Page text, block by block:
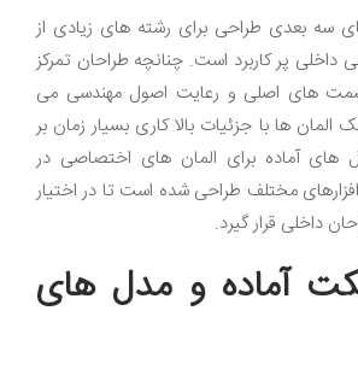
سه بعدی طراحی برای رشته های زیادی از
پر کاربرد است. چنانچه طراحان تمرکز
های اصلی و رعایت اصول مهندسی می
ها با جزئیات بالا کاری بسیار زمان بر
های آماده برای المان های اختصاصی در
افزارهای مختلف طراحی شده است تا در اختیار
داخلی قرار گیرد.
آماده و مدل های